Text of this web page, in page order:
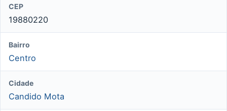
CEP
19880220
Bairro
Centro
Cidade
Candido Mota